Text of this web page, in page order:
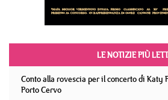
LE NOTIZIE PIÙ
Conto alla rovescia per il concerto di Katy
Porto Cervo